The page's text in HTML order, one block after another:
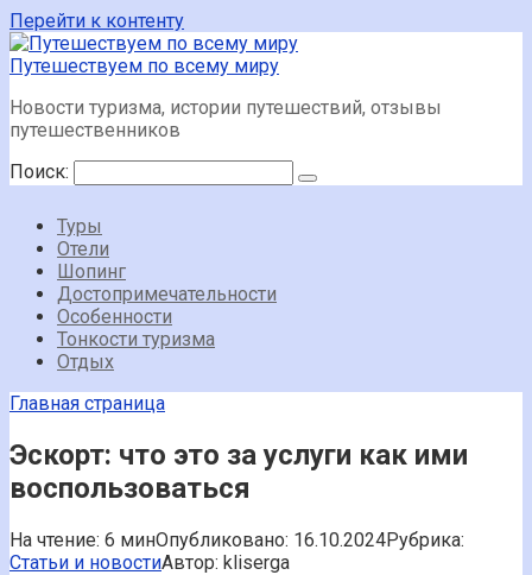
Перейти к контенту
Путешествуем по всему миру
Новости туризма, истории путешествий, отзывы
путешественников
Поиск:
Туры
Отели
Шопинг
Достопримечательности
Особенности
Тонкости туризма
Отдых
Главная страница
Эскорт: что это за услуги как ими
воспользоваться
На чтение: 6 минОпубликовано: 16.10.2024Рубрика:
Статьи и новостиАвтор: kliserga